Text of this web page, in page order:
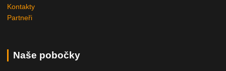
Kontakty
Partneři
Naše pobočky